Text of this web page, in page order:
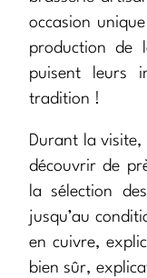
occasion
production de
puisent leurs
tradition !
Durant la
découvrir de
la sélection
jusqu’au
en cuivre,
bien sûr,